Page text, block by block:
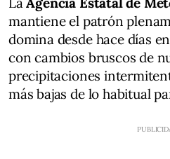
mantiene el patrón
domina desde hace días
con cambios bruscos de
precipitaciones
más bajas de lo habitual